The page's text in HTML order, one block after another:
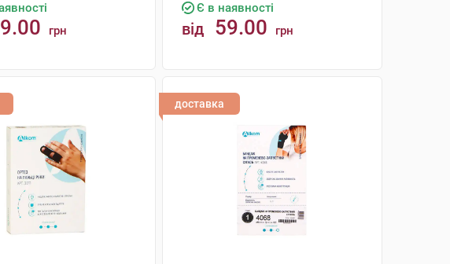
грн
Є в наявності
від 59.00 грн
доставка